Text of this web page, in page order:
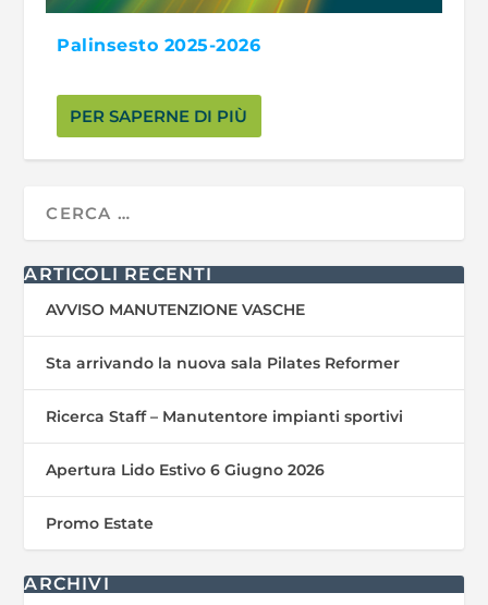
Palinsesto 2025-2026
PER SAPERNE DI PIÙ
ARTICOLI RECENTI
AVVISO MANUTENZIONE VASCHE
Sta arrivando la nuova sala Pilates Reformer
Ricerca Staff – Manutentore impianti sportivi
Apertura Lido Estivo 6 Giugno 2026
Promo Estate
ARCHIVI